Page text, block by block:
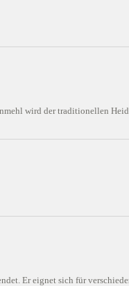
wird der traditionellen
Er eignet sich für